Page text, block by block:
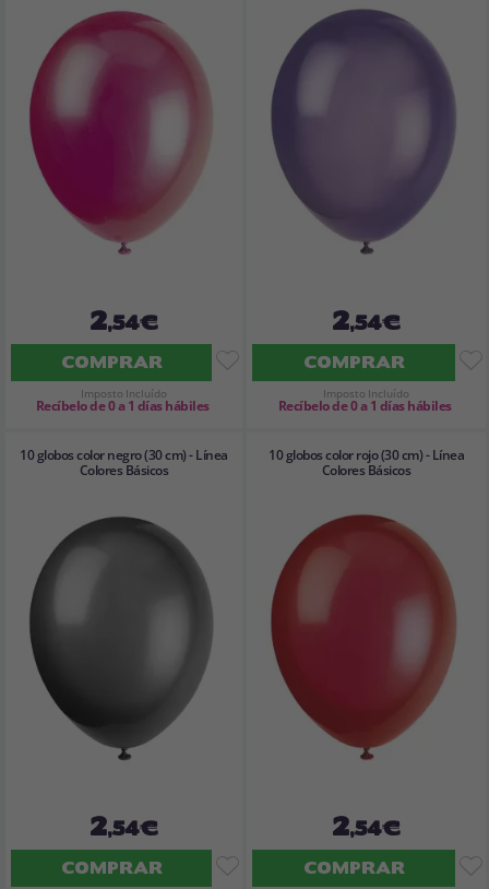
2,54€
COMPRAR
Imposto Incluído
Recíbelo de 0 a 1 días hábiles
2,54€
COMPRAR
Imposto Incluído
Recíbelo de 0 a 1 días hábiles
10 globos color negro (30 cm) - Línea
Colores Básicos
2,54€
COMPRAR
10 globos color rojo (30 cm) - Línea
Colores Básicos
2,54€
COMPRAR